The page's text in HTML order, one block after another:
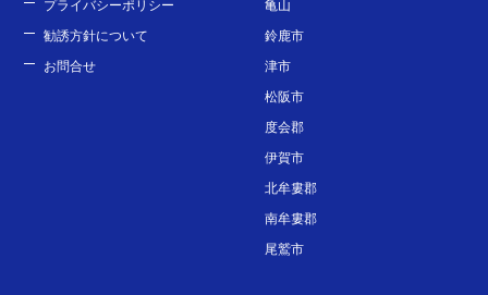
プライバシーポリシー
勧誘方針について
お問合せ
亀山
鈴鹿市
津市
松阪市
度会郡
伊賀市
北牟婁郡
南牟婁郡
尾鷲市